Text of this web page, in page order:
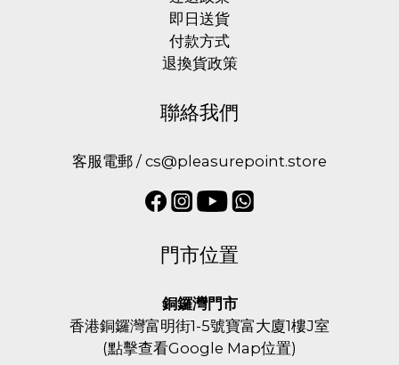
即日送貨
付款方式
退換貨政策
聯絡我們
客服電郵 / cs@pleasurepoint.store
門市位置
銅鑼灣門市
香港銅鑼灣富明街1-5號寶富大廈1樓J室
(點擊查看Google Map位置)